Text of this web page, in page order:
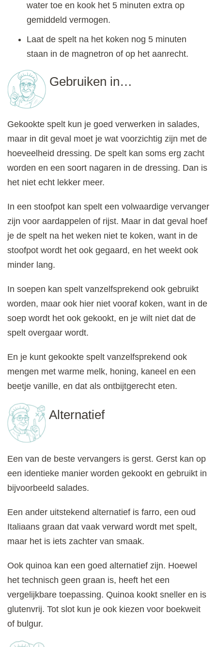
water toe en kook het 5 minuten extra op
gemiddeld vermogen.
Laat de spelt na het koken nog 5 minuten
staan in de magnetron of op het aanrecht.
Gebruiken in…
Gekookte spelt kun je goed verwerken in salades,
maar in dit geval moet je wat voorzichtig zijn met de
hoeveelheid dressing. De spelt kan soms erg zacht
worden en een soort nagaren in de dressing. Dan is
het niet echt lekker meer.
In een stoofpot kan spelt een volwaardige vervanger
zijn voor aardappelen of rijst. Maar in dat geval hoef
je de spelt na het weken niet te koken, want in de
stoofpot wordt het ook gegaard, en het weekt ook
minder lang.
In soepen kan spelt vanzelfsprekend ook gebruikt
worden, maar ook hier niet vooraf koken, want in de
soep wordt het ook gekookt, en je wilt niet dat de
spelt overgaar wordt.
En je kunt gekookte spelt vanzelfsprekend ook
mengen met warme melk, honing, kaneel en een
beetje vanille, en dat als ontbijtgerecht eten.
Alternatief
Een van de beste vervangers is gerst. Gerst kan op
een identieke manier worden gekookt en gebruikt in
bijvoorbeeld salades.
Een ander uitstekend alternatief is farro, een oud
Italiaans graan dat vaak verward wordt met spelt,
maar het is iets zachter van smaak.
Ook quinoa kan een goed alternatief zijn. Hoewel
het technisch geen graan is, heeft het een
vergelijkbare toepassing. Quinoa kookt sneller en is
glutenvrij. Tot slot kun je ook kiezen voor boekweit
of bulgur.